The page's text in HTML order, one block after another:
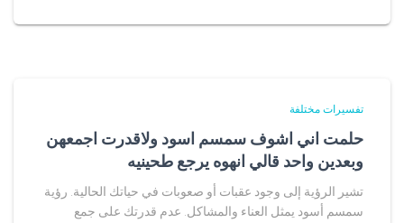
تفسيرات مختلفة
حلمت اني اشوف سمسم اسود ولاقدرت اجمعهن
وبعدين واحد قالي انهوه يرجع طحينيه
تشير الرؤية إلى وجود عقبات أو صعوبات في حياتك الحالية. رؤية
سمسم أسود يمثل العناء والمشاكل. عدم قدرتك على جمع